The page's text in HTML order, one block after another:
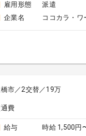
雇用形態
派遣
企業名
ココカラ・ワ
市／2交替／19万
給与
時給 1,500円